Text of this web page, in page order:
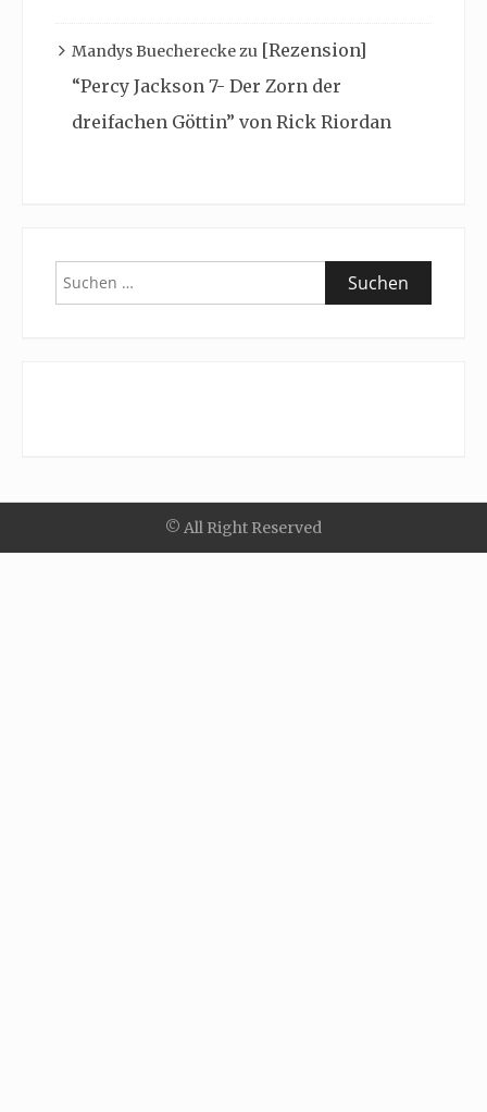
Mandys Buechereckezu [Rezension]
“Percy Jackson 7- Der Zorn der
dreifachen Göttin” von Rick Riordan
Suchen
nach:
© All Right Reserved